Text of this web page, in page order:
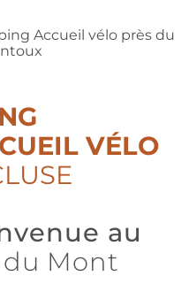
Accueil vélo près du
VÉLO
au
du Mont